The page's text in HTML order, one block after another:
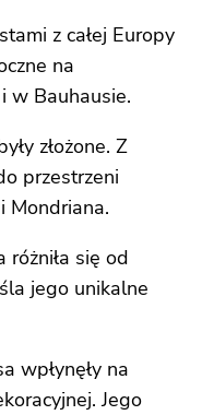
z całej Europy
na
w Bauhausie.
złożone. Z
przestrzeni
Mondriana.
się od
jego unikalne
wpłynęły na
Jego